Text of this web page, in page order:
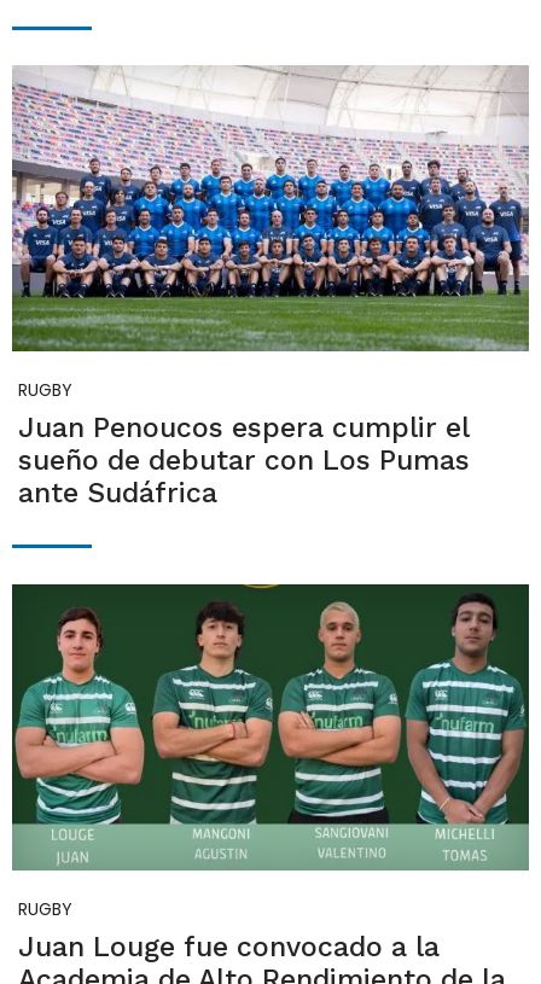
RUGBY
Juan Penoucos espera cumplir el
sueño de debutar con Los Pumas
ante Sudáfrica
RUGBY
Juan Louge fue convocado a la